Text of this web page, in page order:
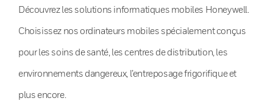
Découvrez les solutions informatiques mobiles Honeywell.
Choisissez nos ordinateurs mobiles spécialement conçus
pour les soins de santé, les centres de distribution, les
environnements dangereux, l’entreposage frigorifique et
plus encore.